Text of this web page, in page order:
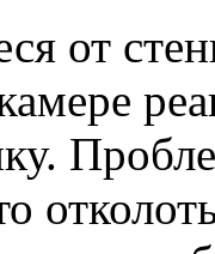
от